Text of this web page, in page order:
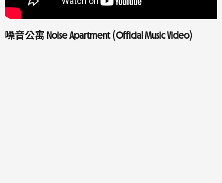
噪音公寓 Noise Apartment (Official Music Video)